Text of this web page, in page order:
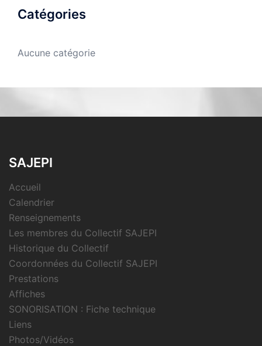
Catégories
Aucune catégorie
SAJEPI
Accueil
Calendrier
Renseignements
Les membres du Collectif SAJEPI
Historique du Collectif
Coordonnées du Collectif SAJEPI
Prestations
Affiches
SONORISATION : Fiche technique
Liens
Photos/Vidéos